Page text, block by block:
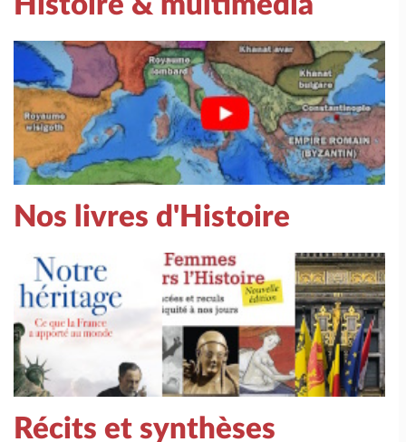
Nos livres d'Histoire
Récits et synthèses